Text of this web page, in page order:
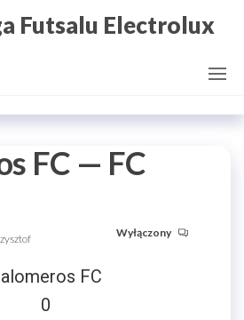
Futsalu Electrolux
FC — FC
Wyłączony
FC
0